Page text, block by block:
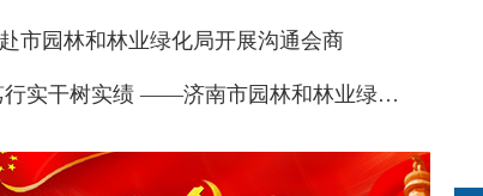
泉民园艺中心端午活动精彩纷呈
市园林和林业绿化局开展沟通会商
以案为鉴正初心 笃行实干树实绩 ——济南市园林和林业绿化局召开树立和践行正确政绩观学习教育大会